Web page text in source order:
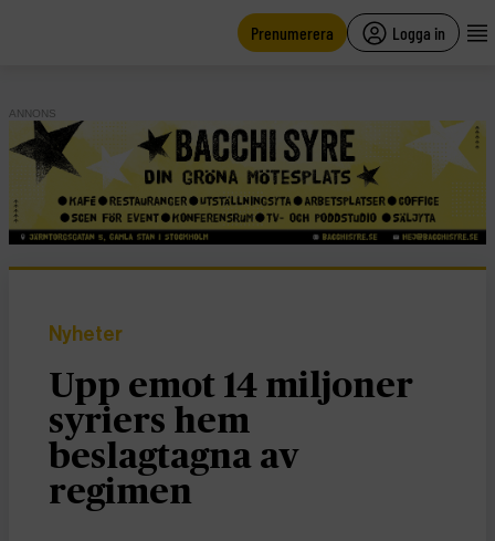
Prenumerera Logga in
ANNONS
Nyheter
Upp emot 14 miljoner
syriers hem
beslagtagna av
regimen